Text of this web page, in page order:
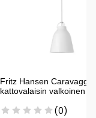
Fritz Hansen
kattovalaisin valkoinen
(0)